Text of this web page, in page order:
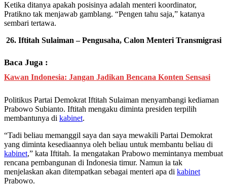
Ketika ditanya apakah posisinya adalah menteri koordinator,
Pratikno tak menjawab gamblang. “Pengen tahu saja,” katanya
sembari tertawa.
26. Iftitah Sulaiman – Pengusaha, Calon Menteri Transmigrasi
Baca Juga :
Kawan Indonesia: Jangan Jadikan Bencana Konten Sensasi
Politikus Partai Demokrat Iftitah Sulaiman menyambangi kediaman
Prabowo Subianto. Iftitah mengaku diminta presiden terpilih
membantunya di kabinet.
“Tadi beliau memanggil saya dan saya mewakili Partai Demokrat
yang diminta kesediaannya oleh beliau untuk membantu beliau di
kabinet,” kata Iftitah. Ia mengatakan Prabowo memintanya membuat
rencana pembangunan di Indonesia timur. Namun ia tak
menjelaskan akan ditempatkan sebagai menteri apa di kabinet
Prabowo.